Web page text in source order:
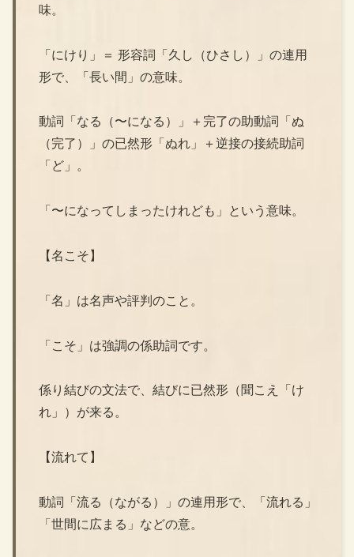
味。
「にけり」＝ 形容詞「久し（ひさし）」の連用
形で、「長い間」の意味。
動詞「なる（〜になる）」＋完了の助動詞「ぬ
（完了）」の已然形「ぬれ」＋逆接の接続助詞
「ど」。
「〜になってしまったけれども」という意味。
【名こそ】
「名」は名声や評判のこと。
「こそ」は強調の係助詞です。
係り結びの文法で、結びに已然形（聞こえ「け
れ」）が来る。
【流れて】
動詞「流る（ながる）」の連用形で、「流れる」
「世間に広まる」などの意。